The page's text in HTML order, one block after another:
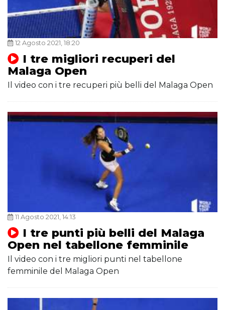
12 Agosto 2021, 18:20
I tre migliori recuperi del
Malaga Open
Il video con i tre recuperi più belli del Malaga Open
11 Agosto 2021, 14:13
I tre punti più belli del Malaga
Open nel tabellone femminile
Il video con i tre migliori punti nel tabellone
femminile del Malaga Open